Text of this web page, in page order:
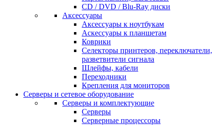
CD / DVD / Blu-Ray диски
Аксессуары
Аксессуары к ноутбукам
Аскессуары к планшетам
Коврики
Селекторы принтеров, переключатели,
разветвители сигнала
Шлейфы, кабели
Переходники
Крепления для мониторов
Серверы и сетевое оборудование
Серверы и комплектующие
Серверы
Серверные процессоры